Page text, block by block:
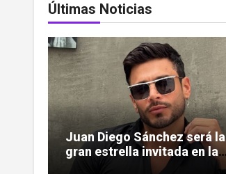
Últimas Noticias
Juan Diego Sánchez será la
gran estrella invitada en la
gala de Miss Sun Tropic